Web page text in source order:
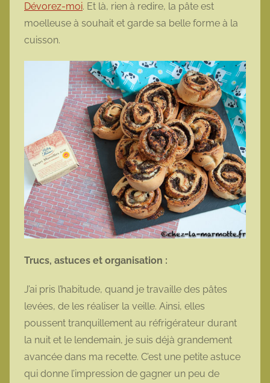
Dévorez-moi. Et là, rien à redire, la pâte est
moelleuse à souhait et garde sa belle forme à la
cuisson.
Trucs, astuces et organisation :
J’ai pris l’habitude, quand je travaille des pâtes
levées, de les réaliser la veille. Ainsi, elles
poussent tranquillement au réfrigérateur durant
la nuit et le lendemain, je suis déjà grandement
avancée dans ma recette. C’est une petite astuce
qui donne l’impression de gagner un peu de